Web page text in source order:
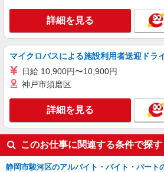
キープ
派遣社員
株式会社kotrio /●SZ-H-1901932
＜静岡＞サ高住スタ
時給1500円〜2150
通費全支給(ガソリン代
静岡駅すぐ
キープ
詳細を見る
マイクロバスによる施設利用者送迎ドラ
日給 10,900円〜10,900円
神戸市須磨区
詳細を見る
このお仕事に関連する条件で探す
静岡市駿河区のアルバイト・バイト・パート